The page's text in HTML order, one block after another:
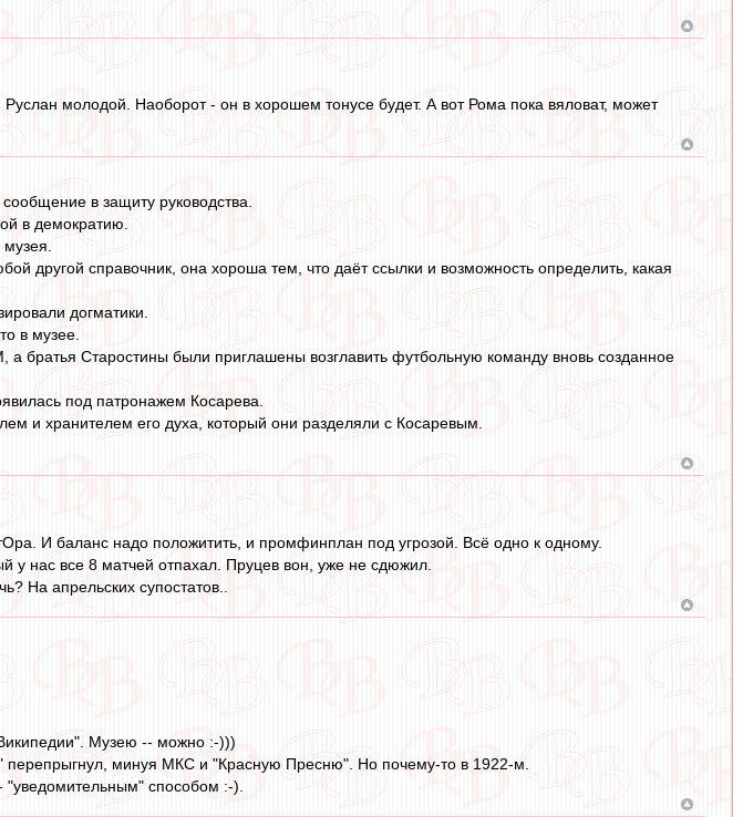
молодой. Наоборот - он в хорошем тонусе будет. А вот Рома пока вяловат, может
в защиту руководства.
в демократию.
другой справочник, она хороша тем, что даёт ссылки и возможность определить, какая
догматики.
в музее.
братья Старостины были приглашены возглавить футбольную команду вновь созданное
под патронажем Косарева.
и хранителем его духа, который они разделяли с Косаревым.
И баланс надо положитить, и промфинплан под угрозой. Всё одно к одному.
у нас все 8 матчей отпахал. Пруцев вон, уже не сдюжил.
На апрельских супостатов..
Музею -- можно :-)))
минуя МКС и "Красную Пресню". Но почему-то в 1922-м.
"уведомительным" способом :-).